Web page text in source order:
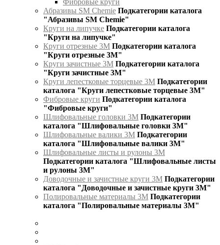
Фибровые круги
Абразивы SM Chemie Подкатегории каталога
"Абразивы SM Chemie"
Круги на липучке Подкатегории каталога
"Круги на липучке"
Круги отрезные 3М Подкатегории каталога
"Круги отрезные 3М"
Круги зачистные 3М Подкатегории каталога
"Круги зачистные 3М"
Круги лепестковые торцевые 3М Подкатегории
каталога "Круги лепестковые торцевые 3М"
Фибровые круги Подкатегории каталога
"Фибровые круги"
Шлифовальные головки 3М Подкатегории
каталога "Шлифовальные головки 3М"
Шлифовальные валики 3М Подкатегории
каталога "Шлифовальные валики 3М"
Шлифовальные листы и рулоны 3М
Подкатегории каталога "Шлифовальные листы
и рулоны 3М"
Доводочные и зачистные круги 3М Подкатегории
каталога "Доводочные и зачистные круги 3М"
Полировальные материалы 3М Подкатегории
каталога "Полировальные материалы 3М"